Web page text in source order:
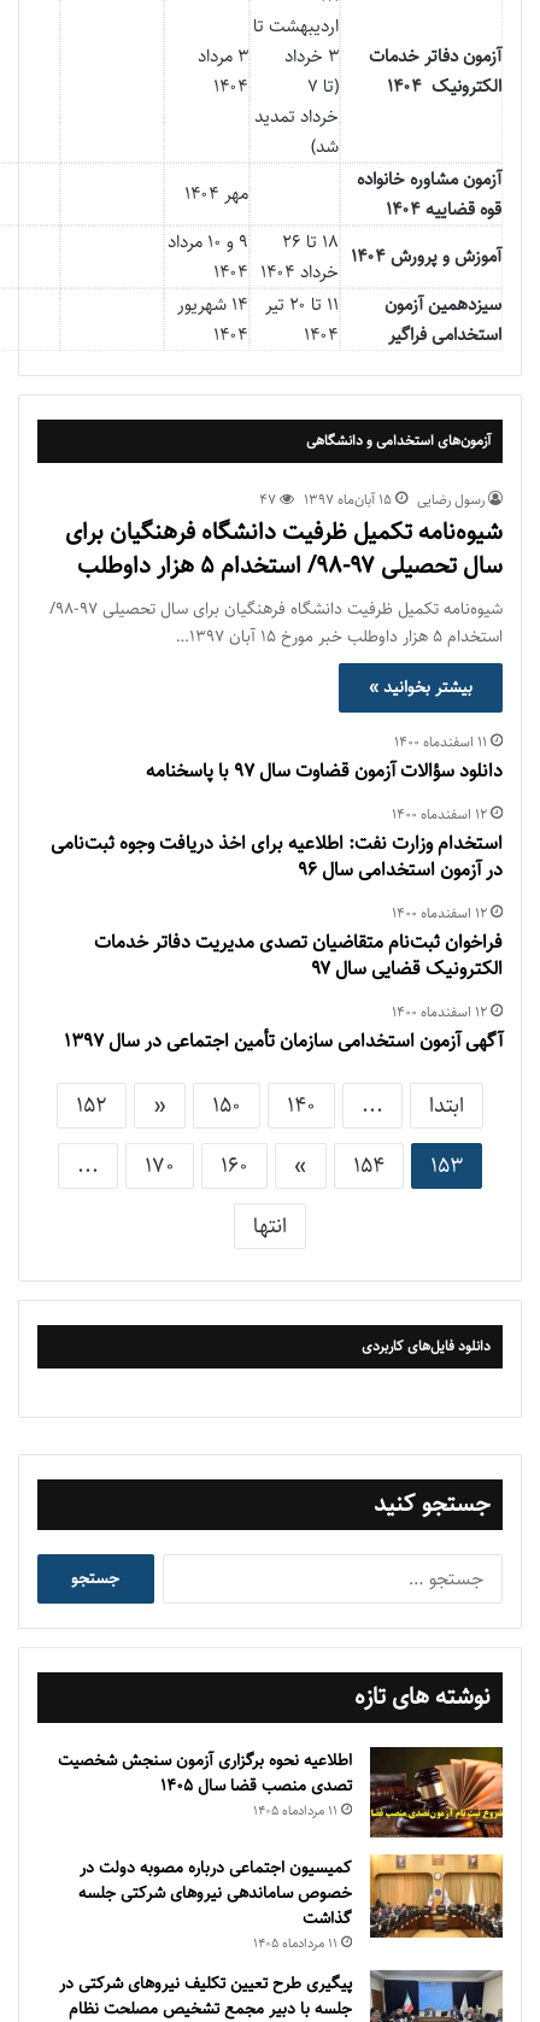
آزمون دفاتر خدمات
الکترونیک ۱۴۰۴
اردیبهشت تا
۳ خرداد
(تا ۷
خرداد تمدید
شد)
۳ مرداد
۱۴۰۴
آزمون مشاوره خانواده
قوه قضاییه ۱۴۰۴
مهر ۱۴۰۴
آموزش و پرورش ۱۴۰۴
۱۸ تا ۲۶
خرداد ۱۴۰۴
۹ و ۱۰ مرداد
۱۴۰۴
سیزدهمین آزمون
استخدامی فراگیر
۱۱ تا ۲۰ تیر
۱۴۰۴
۱۴ شهریور
۱۴۰۴
آزمون‌های استخدامی و دانشگاهی
رسول رضایی ۱۵ آبان‌ماه ۱۳۹۷ 47
شیوه‌نامه تکمیل ظرفیت دانشگاه فرهنگیان برای
سال تحصیلی ۹۷-۹۸/ استخدام ۵ هزار داوطلب
شیوه‌نامه تکمیل ظرفیت دانشگاه فرهنگیان برای سال تحصیلی ۹۷-۹۸/
استخدام ۵ هزار داوطلب خبر مورخ 15 آبان 1397…
بیشتر بخوانید »
۱۱ اسفند‌ماه ۱۴۰۰
دانلود سؤالات آزمون قضاوت سال 97 با پاسخنامه
۱۲ اسفند‌ماه ۱۴۰۰
استخدام وزارت نفت: اطلاعیه برای اخذ دریافت وجوه ثبت‌نامی
در آزمون استخدامی سال 96
۱۲ اسفند‌ماه ۱۴۰۰
فراخوان ثبت‌نام متقاضیان تصدی مدیریت دفاتر خدمات
الکترونیک قضایی سال ۹۷
۱۲ اسفند‌ماه ۱۴۰۰
آگهی آزمون استخدامی سازمان تأمین اجتماعی در سال 1397
ابتدا ...
140
150
«
152
153
154
»
160
170
...
انتها
دانلود فایل‌های کاربردی
جستجو کنید
جستجو
نوشته های تازه
اطلاعیه نحوه برگزاری آزمون سنجش شخصیت
تصدی منصب قضا سال ۱۴۰۵
۱۱ مرداد‌ماه ۱۴۰۵
کمیسیون اجتماعی درباره مصوبه دولت در
خصوص ساماندهی نیروهای شرکتی جلسه
گذاشت
۱۱ مرداد‌ماه ۱۴۰۵
پیگیری طرح تعیین تکلیف نیروهای شرکتی در
جلسه با دبیر مجمع تشخیص مصلحت نظام